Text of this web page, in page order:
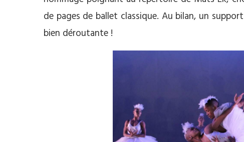
de pages de ballet classique. Au bilan, un
bien déroutante !